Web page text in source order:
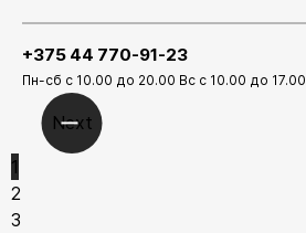
+375 44 770-91-23
Пн-сб с 10.00 до 20.00 Вс с 10.00 до 17.00
Next
1
2
3